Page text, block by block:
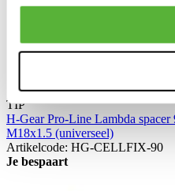
TIP
H-Gear Pro-Line Lambda
M18x1.5 (universeel)
Artikelcode: HG-CELLFIX-90
Je bespaart